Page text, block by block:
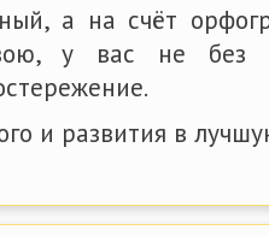
а на счёт
у вас не без
и развития в